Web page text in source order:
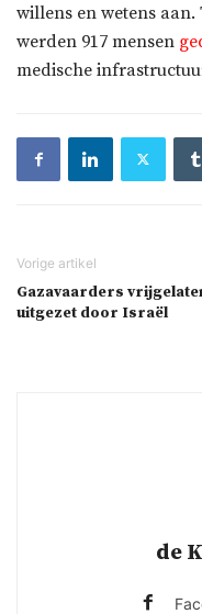
willens en wetens aan.
werden 917 mensen
medische
Gazavaarders
uitgezet door Israël
de